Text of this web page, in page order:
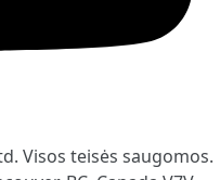
Visos teisės saugomos.